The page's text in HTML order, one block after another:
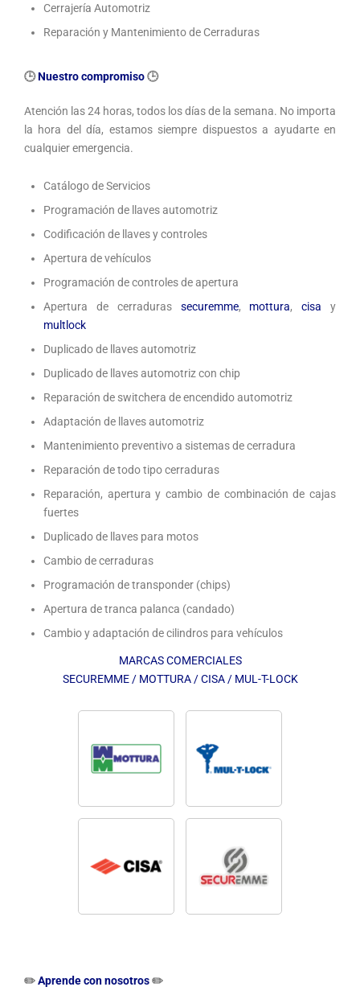
Cerrajería Automotriz
Reparación y Mantenimiento de Cerraduras
🕒Nuestro compromiso🕒
Atención las 24 horas, todos los días de la semana. No importa
la hora del día, estamos siempre dispuestos a ayudarte en
cualquier emergencia.
Catálogo de Servicios
Programación de llaves automotriz
Codificación de llaves y controles
Apertura de vehículos
Programación de controles de apertura
Apertura de cerraduras securemme, mottura,cisa y
multlock
Duplicado de llaves automotriz
Duplicado de llaves automotriz con chip
Reparación de switchera de encendido automotriz
Adaptación de llaves automotriz
Mantenimiento preventivo a sistemas de cerradura
Reparación de todo tipo cerraduras
Reparación, apertura y cambio de combinación de cajas
fuertes
Duplicado de llaves para motos
Cambio de cerraduras
Programación de transponder (chips)
Apertura de tranca palanca (candado)
Cambio y adaptación de cilindros para vehículos
MARCAS COMERCIALES
SECUREMME / MOTTURA / CISA / MUL-T-LOCK
✏️Aprende con nosotros✏️